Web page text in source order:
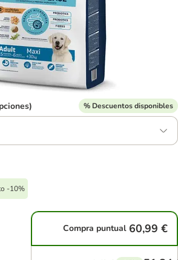
% Descuentos disponibles
-10%
Compra puntual 60,99 €